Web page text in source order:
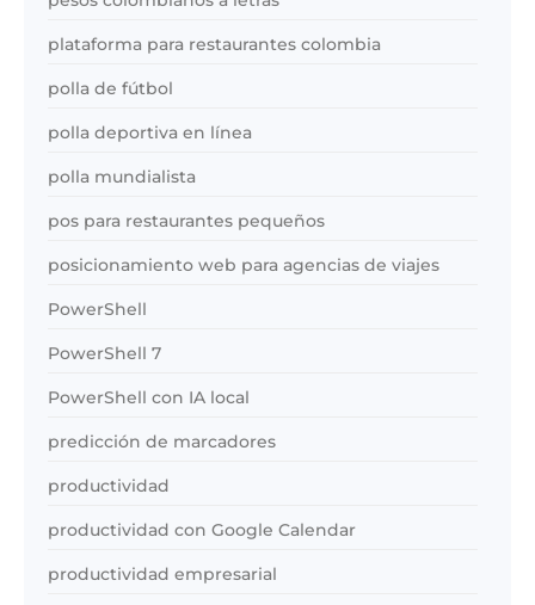
plataforma para restaurantes colombia
polla de fútbol
polla deportiva en línea
polla mundialista
pos para restaurantes pequeños
posicionamiento web para agencias de viajes
PowerShell
PowerShell 7
PowerShell con IA local
predicción de marcadores
productividad
productividad con Google Calendar
productividad empresarial